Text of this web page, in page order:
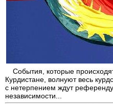
События, которые
Курдистане, волнуют весь
с нетерпением ждут
независимости...